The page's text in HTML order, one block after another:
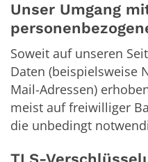
Unser Umgang
Soweit auf unseren
Daten (beispielsweise
Mail-Adressen)
meist auf freiwilliger
die unbedingt